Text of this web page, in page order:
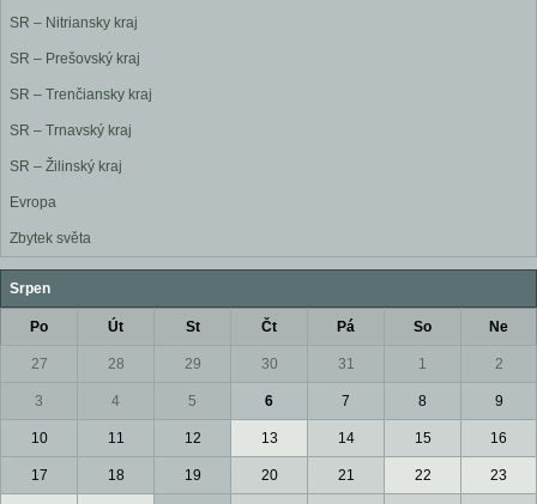
SR – Nitriansky kraj
SR – Prešovský kraj
SR – Trenčiansky kraj
SR – Trnavský kraj
SR – Žilinský kraj
Evropa
Zbytek světa
Srpen
Po Út St Čt Pá So Ne
27 28 29 30 31 1 2
3 4 5 6 7 8 9
10 11 12 13 14 15 16
17 18 19 20 21 22 23